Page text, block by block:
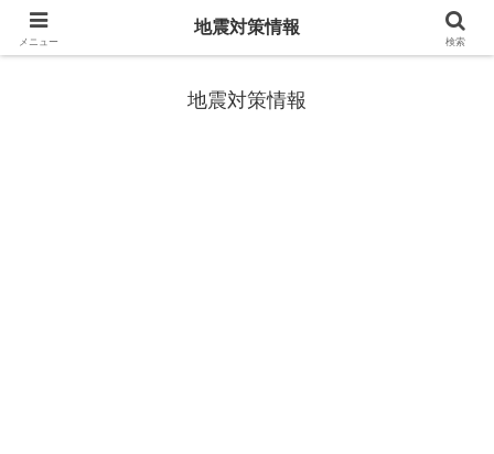
地震や災害時に役立つ情報
地震対策情報
メニュー
地震対策情報
検索